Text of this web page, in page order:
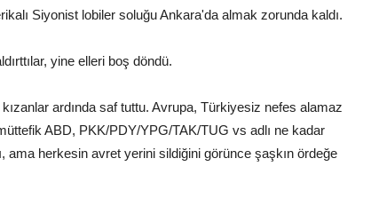
Siyonist lobiler soluğu Ankara'da almak zorunda kaldı.
yine elleri boş döndü.
ardında saf tuttu. Avrupa, Türkiyesiz nefes alamaz
ABD, PKK/PDY/YPG/TAK/TUG vs adlı ne kadar
ama herkesin avret yerini sildiğini görünce şaşkın ördeğe